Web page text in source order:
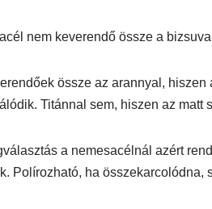
nem keverendő össze a
össze az arannyal,
Titánnal sem, hiszen az matt
a nemesacélnál azért
Polírozható, ha összekarcolódna,